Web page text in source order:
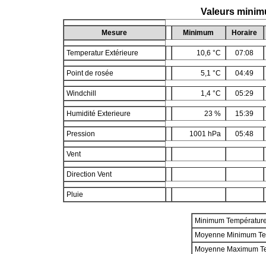
Valeurs
Mesure Minimum Horaire
Temperatur Extérieure 10,6 °C 07:08
Point de rosée 5,1 °C 04:49
Windchill 1,4 °C 05:29
Humidité Exterieure 23 % 15:39
Pression 1001 hPa 05:48
Vent
Direction Vent
Pluie
Minimum
Moyenne Minimum
Moyenne Maximum